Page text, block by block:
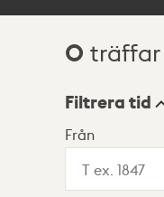
0 träffar
Visningsläge
Filtrera tid
Från